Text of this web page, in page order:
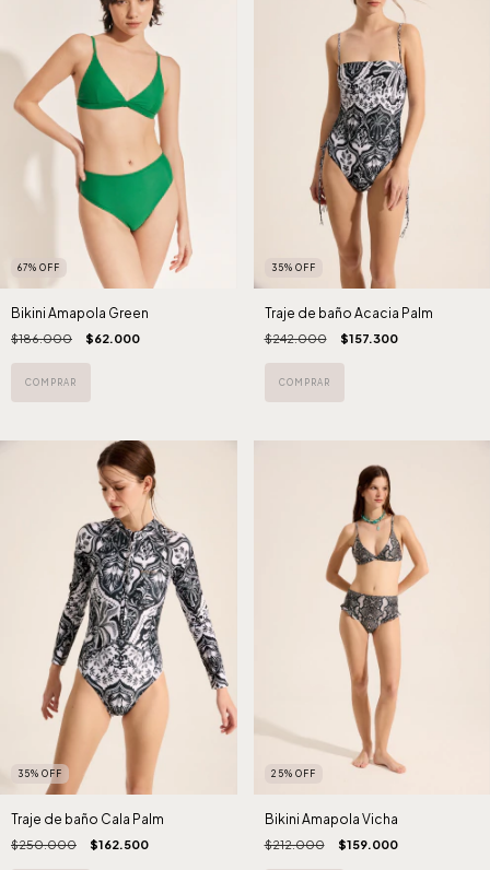
67% OFF
Bikini Amapola Green
$186.000 $62.000
COMPRAR
35% OFF
Traje de baño Acacia Palm
$242.000 $157.300
COMPRAR
35% OFF
Traje de baño Cala Palm
$250.000 $162.500
25% OFF
Bikini Amapola Vicha
$212.000 $159.000